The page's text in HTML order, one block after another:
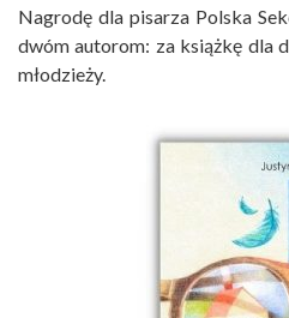
Nagrodę dla pisarza Polska
dwóm autorom: za książkę dla
młodzieży.